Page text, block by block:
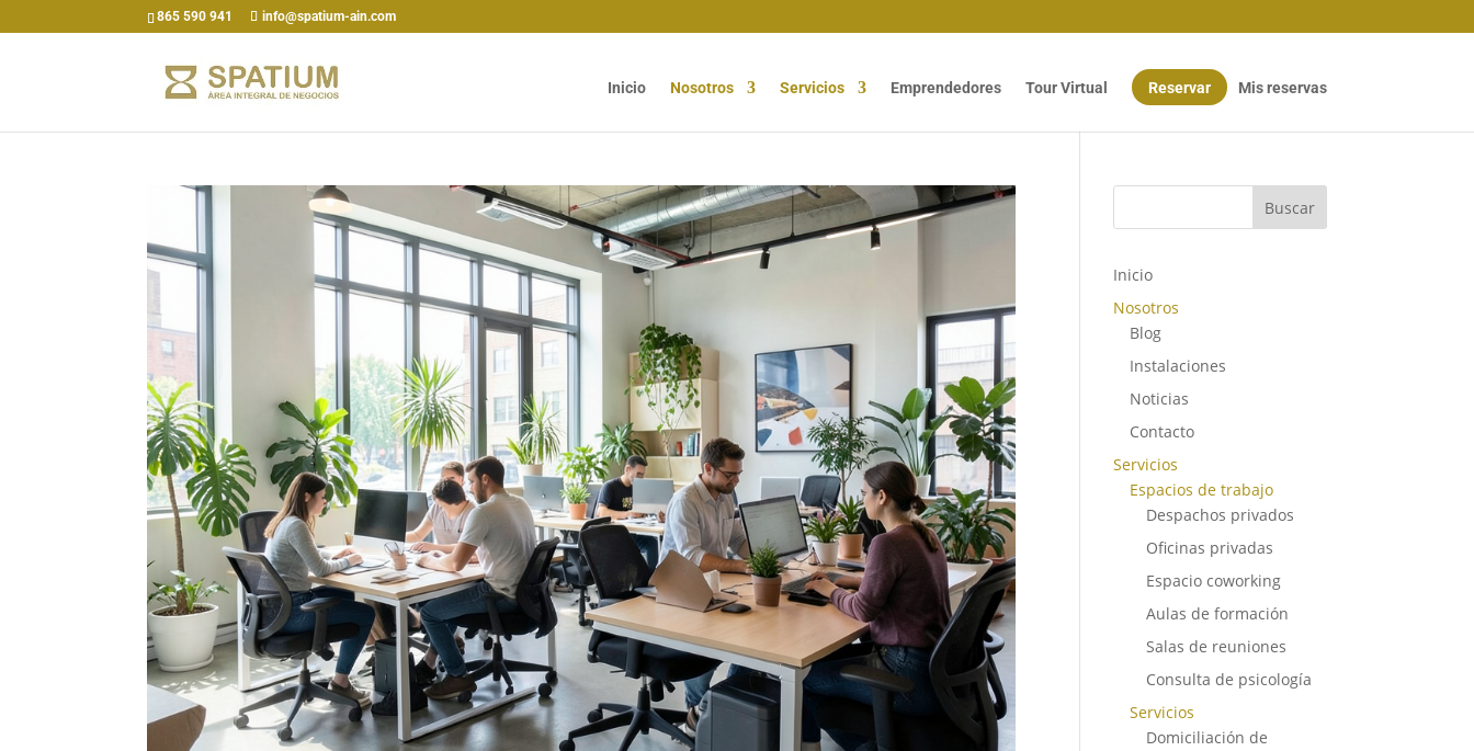
865 590 941 info@spatium-ain.com
Inicio Nosotros Servicios Emprendedores Tour Virtual Reservar Mis reservas
Buscar
Inicio
Nosotros
Blog
Instalaciones
Noticias
Contacto
Servicios
Espacios de trabajo
Despachos privados
Oficinas privadas
Espacio coworking
Aulas de formación
Salas de reuniones
Consulta de psicología
Servicios
Domiciliación de